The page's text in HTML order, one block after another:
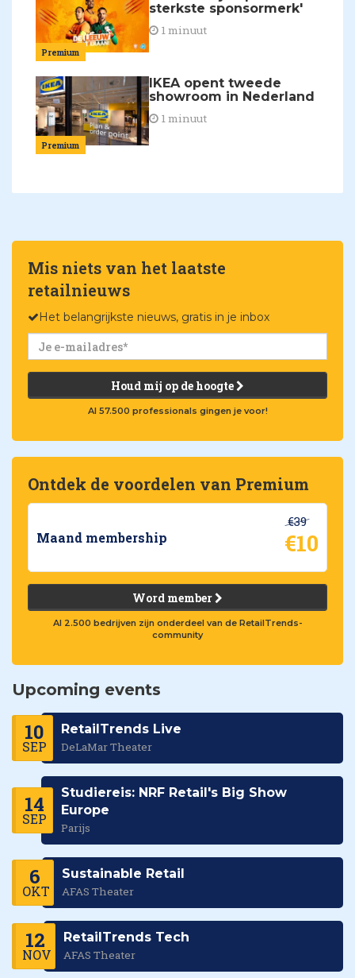
Premium
sterkste sponsormerk'
1 minuut
Premium
IKEA opent tweede
showroom in Nederland
1 minuut
Mis niets van het laatste
retailnieuws
Het belangrijkste nieuws, gratis in je inbox
Houd mij op de hoogte
Al 57.500 professionals gingen je voor!
Ontdek de voordelen van Premium
Maand membership
€39
€10
Word member
Al 2.500 bedrijven zijn onderdeel van de RetailTrends-
community
Upcoming events
10
SEP
RetailTrends Live
DeLaMar Theater
14
SEP
Studiereis: NRF Retail's Big Show
Europe
Parijs
6
OKT
Sustainable Retail
AFAS Theater
12
NOV
RetailTrends Tech
AFAS Theater